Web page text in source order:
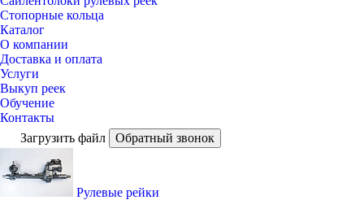
Стопорные кольца
Каталог
О компании
Доставка и оплата
Услуги
Выкуп реек
Обучение
Контакты
Загрузить файл
Обратный звонок
Рулевые рейки